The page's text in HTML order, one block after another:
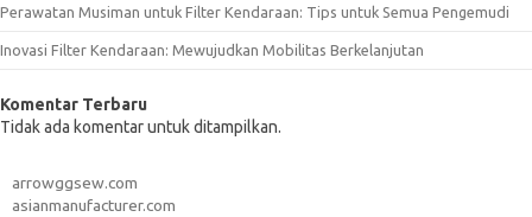
Perawatan Musiman untuk Filter Kendaraan: Tips untuk Semua Pengemudi
Inovasi Filter Kendaraan: Mewujudkan Mobilitas Berkelanjutan
Komentar Terbaru
Tidak ada komentar untuk ditampilkan.
arrowggsew.com
asianmanufacturer.com